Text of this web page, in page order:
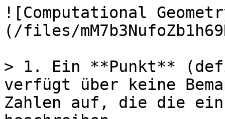
![Computational
(/files/
> 1. Ein **Punkt**
verfügt über keine
Zahlen auf, die die